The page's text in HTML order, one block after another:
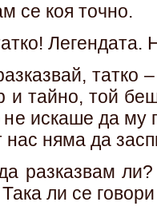
се коя точно.
Легендата.
татко
и тайно, той
искаше да му
нас няма да
разказвам
ли се